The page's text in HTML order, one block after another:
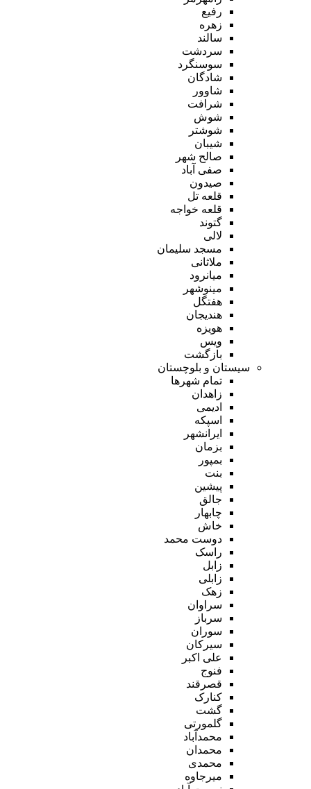
رفیع
زهره
سالند
سردشت
سوسنگرد
شادگان
شاوور
شرافت
شوش
شوشتر
شیبان
صالح شهر
صفی آباد
صیدون
قلعه تل
قلعه خواجه
گتوند
لالی
مسجد سلیمان
ملاثانی
میانرود
مینوشهر
هفتگل
هندیجان
هویزه
ویس
بازگشت
سیستان و بلوچستان
تمام شهر‌ها
زاهدان
ادیمی
اسپکه
ایرانشهر
بزمان
بمپور
بنت
پیشین
جالق
چابهار
خاش
دوست محمد
راسک
زابل
زابلی
زهک
سراوان
سرباز
سوران
سیرکان
علی اکبر
فنوج
قصرقند
کنارک
گشت
گلمورتی
محمدآباد
محمدان
محمدی
میرجاوه